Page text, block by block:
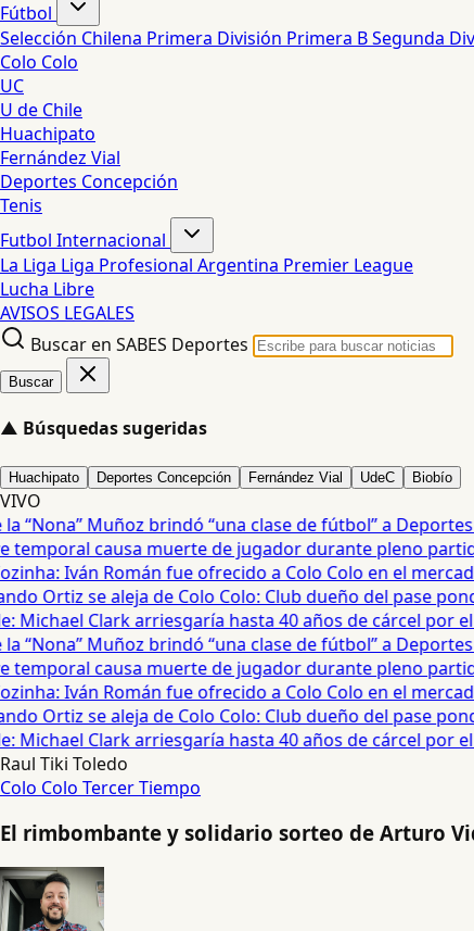
Fútbol
Selección Chilena Primera División Primera BSegunda
Colo Colo
UC
U de Chile
Huachipato
Fernández Vial
Deportes Concepción
Tenis
Futbol Internacional
La Liga Liga Profesional Argentina Premier League
Lucha Libre
AVISOS LEGALES
Buscar en SABES Deportes
Buscar
▲ Búsquedas sugeridas
Huachipato Deportes Concepción Fernández Vial UdeC Biobío
VIVO
Muñoz brindó “una clase de fútbol” a Deportes
causa muerte de jugador durante pleno partido
Iván Román fue ofrecido a Colo Colo en el mercado
Ortiz se aleja de Colo Colo: Club dueño del pase
Clark arriesgaría hasta 40 años de cárcel por el
Muñoz brindó “una clase de fútbol” a Deportes
causa muerte de jugador durante pleno partido
Iván Román fue ofrecido a Colo Colo en el mercado
Ortiz se aleja de Colo Colo: Club dueño del pase
Clark arriesgaría hasta 40 años de cárcel por el
Raul Tiki Toledo
Colo Colo Tercer Tiempo
El rimbombante y solidario sorteo de Arturo